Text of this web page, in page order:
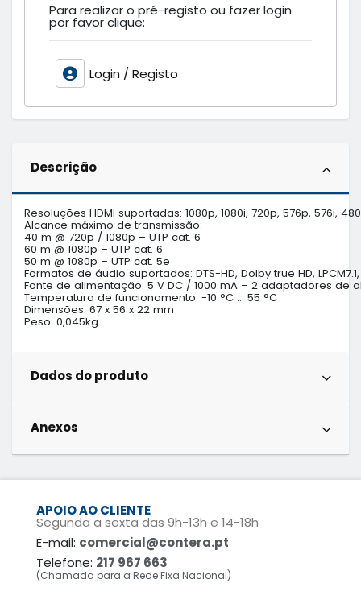
Para realizar o pré-registo ou fazer login
por favor clique:
Login / Registo
Descrição
Resoluções HDMI suportadas: 1080p, 1080i, 720p, 576p, 576i,
Alcance máximo de transmissão:
40 m @ 720p / 1080p – UTP cat. 6
60 m @ 1080p – UTP cat. 6
50 m @ 1080p – UTP cat. 5e
Formatos de áudio suportados: DTS-HD, Dolby true HD, LPCM7.1,
Fonte de alimentação: 5 V DC / 1000 mA – 2 adaptadores de
Temperatura de funcionamento: -10 °C … 55 °C
Dimensões: 67 x 56 x 22 mm
Peso: 0,045kg
Dados do produto
Anexos
APOIO AO CLIENTE
Segunda a sexta das 9h-13h e 14-18h
E-mail: comercial@contera.pt
Telefone: 217 967 663
(Chamada para a Rede Fixa Nacional)